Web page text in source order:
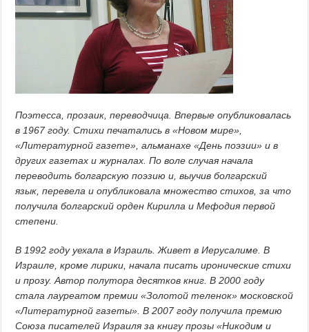
Поэтесса, прозаик, переводчица. Впервые опубликовалась
в 1967 году. Стихи печатались в «Новом мире»,
«Литературной газете», альманахе «День поэзии» и в
других газетах и журналах. По воле случая начала
переводить болгарскую поэзию и, выучив болгарский
язык, перевела и опубликовала множество стихов, за что
получила болгарский орден Кирилла и Мефодия первой
степени.
В 1992 году уехала в Израиль. Живет в Иерусалиме. В
Израиле, кроме лирики, начала писать иронические стихи
и прозу. Автор полутора десятков книг. В 2000 году
стала лауреатом премии «Золотой теленок» московской
«Литературной газеты». В 2007 году получила премию
Союза писателей Израиля за книгу прозы «Никодим и